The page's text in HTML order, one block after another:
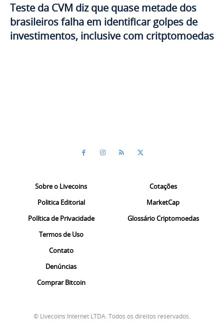
Teste da CVM diz que quase metade dos
brasileiros falha em identificar golpes de
investimentos, inclusive com critptomoedas
Sobre o Livecoins
Politica Editorial
Política de Privacidade
Termos de Uso
Contato
Denúncias
Comprar Bitcoin
Cotações
MarketCap
Glossário Criptomoedas
© Livecoins Internet LTDA. Todos os direitos reservados.